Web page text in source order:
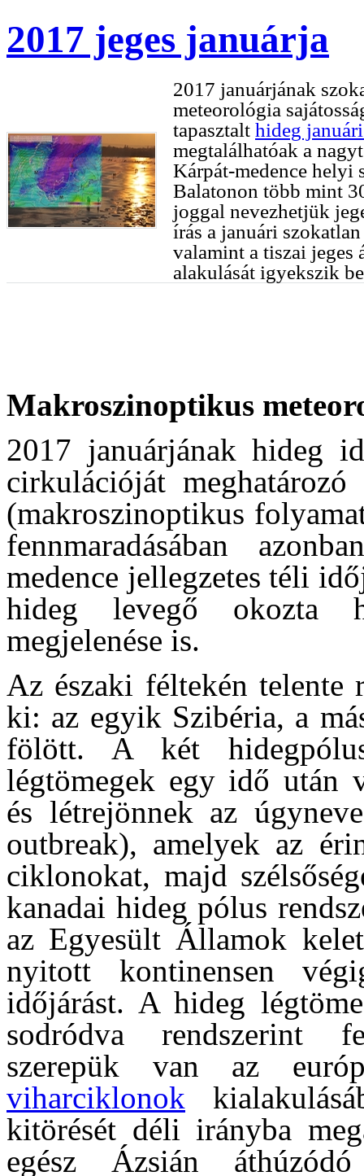
2017 jeges januárja
2017 januárjának
meteorológia
tapasztalt hideg
megtalálhatóak a
Kárpát-medence helyi
Balatonon több mint
joggal nevezhetjük
írás a januári
valamint a tiszai jeges
alakulását igyekszik
Makroszinoptikus
2017 januárjának hideg
cirkulációját
(makroszinoptikus
fennmaradásában
medence jellegzetes téli
hideg levegő okozta
megjelenése is.
Az északi féltekén telente
ki: az egyik Szibéria, a
fölött. A két
légtömegek egy idő után
és létrejönnek az
outbreak), amelyek az
ciklonokat, majd
kanadai hideg pólus
az Egyesült Államok
nyitott kontinensen
időjárást. A hideg
sodródva rendszerint
szerepük van az
viharciklonok
kitörését déli irányba
egész Ázsián